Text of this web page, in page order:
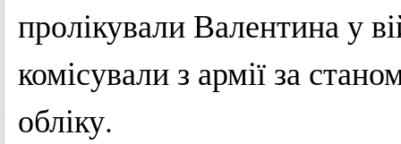
пролікували Валентинау
комісували з армії за
обліку.